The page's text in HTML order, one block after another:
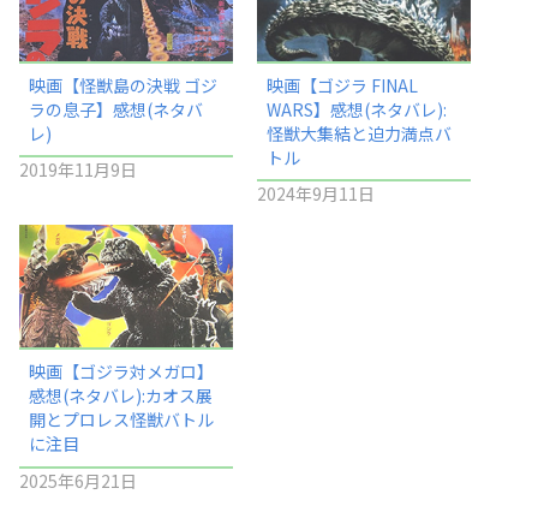
映画【怪獣島の決戦 ゴジ
ラの息子】感想(ネタバ
レ)
2019年11月9日
映画【ゴジラ FINAL
WARS】感想(ネタバレ):
怪獣大集結と迫力満点バ
トル
2024年9月11日
映画【ゴジラ対メガロ】
感想(ネタバレ):カオス展
開とプロレス怪獣バトル
に注目
2025年6月21日